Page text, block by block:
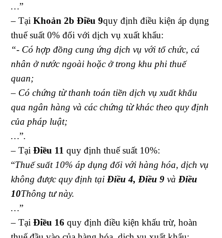
…”
– TạiKhoản 2b Điều 9quy định điều kiện áp dụng
thuế suất 0% đối với dịch vụ xuất khẩu:
“- Có hợp đồng cung ứng dịch vụ với tổ chức, cá
nhân ở nước ngoài hoặc ở trong khu phi thuế
quan;
– Có chứng từ thanh toán tiền dịch vụ xuất khẩu
qua ngân hàng và các chứng từ khác theo quy định
của pháp luật;
…”.
– TạiĐiều 11 quy định thuế suất 10%:
“Thuế suất 10% áp dụng đối với hàng hóa, dịch vụ
không được quy định tại Điều 4, Điều 9và Điều
10Thông tư này.
…”
– TạiĐiều 16 quy định điều kiện khấu trừ, hoàn